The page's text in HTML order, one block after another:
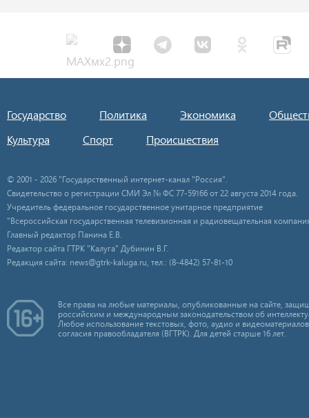
Государство Политика Экономика
Культура
Спорт Происшествия
© 2001 - 2026 "Государственный интернет-канал "Россия".
Свидетельство о регистрации СМИ Эл № ФС 77-59166 от 22 августа 2014 года.
Учредитель федеральное государственное унитарное предприятие
"Всероссийская государственная телевизионная и радиовещательная
Главный редактор Панина Е.В.
Редактор сайта ГТРК "Калуга" Дубинин В.Г.
Редакция сайта: news@gtrk-kaluga.ru, тел.: (8-4842) 57-81-10
Все права на любые материалы, опубликованные на сайте,
российским и международным законодательством об
Любое использование текстовых, фото, аудио и
согласия правообладателя (ВГТРК). Для детей старше 16 лет.